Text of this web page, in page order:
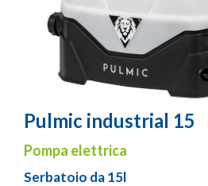
Pulmic industrial 15
Pompa elettrica
Serbatoio da 15l